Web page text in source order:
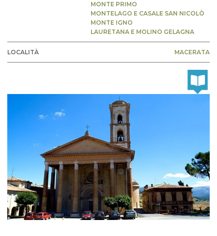
MONTE PRIMO
MONTELAGO E CASALE SAN NICOLÒ
MONTE IGNO
LAURETANA E MOLINO GELAGNA
LOCALITÀ MACERATA